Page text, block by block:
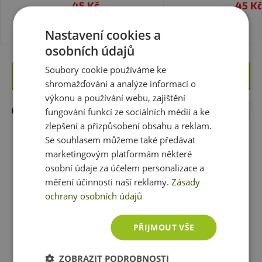
Stimulanty a energizéry:Produkty, které vám
poskytnoudostatek energie a povzbudí k
maximálnímu výkonu. Suplementy jsou navrženy tak,
aby pomohly překonat únavu a zvýšit bdělost a
koncentraci, protože obsahují klíčové složky, jako je
kofein, taurin a další stimulanty, které podporují fyzickou
a mentální pohodu.
Iontové nápoje:Iontové nápoje jsou nezbytnou
součástípro udržení hydratace během intenzivního
cvičení a sportovních aktivit.Široký výběr nápojů,
které obsahují důležité elektrolyty, jako jsou sodík,
rovnováhu tekutin v těle, optimalizují svalovou funkci a
chrání před dehydratací.
45 Kč 45 Kč
zobrazit další produkty
Upřesnit filtry
ŘADIT DLE: Nejprodávanější
Nastavení cookies a
osobních údajů
Soubory cookie používáme ke
shromažďování a analýze informací o
výkonu a používání webu, zajištění
fungování funkcí ze sociálních médií a ke
zlepšení a přizpůsobení obsahu a reklam.
Se souhlasem můžeme také předávat
marketingovým platformám některé
osobní údaje za účelem personalizace a
měření účinnosti naší reklamy.Zásady
ochrany osobních údajů
PŘIJMOUT VŠE
ZOBRAZIT PODROBNOSTI